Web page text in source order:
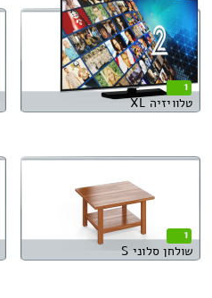
1
טלוויזיה XL
1
שולחן סלוני S